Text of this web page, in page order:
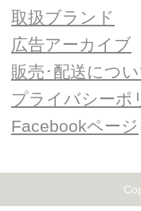
取扱ブランド
広告アーカイブ
販売･配送につ
プライバシーポ
Facebookページ